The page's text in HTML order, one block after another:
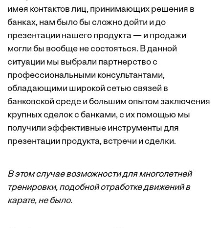
имея контактов лиц, принимающих решения в
банках, нам было бы сложно дойти и до
презентации нашего продукта — и продажи
могли бы вообще не состояться. В данной
ситуации мы выбрали партнерство с
профессиональными консультантами,
обладающими широкой сетью связей в
банковской среде и большим опытом заключения
крупных сделок с банками, с их помощью мы
получили эффективные инструменты для
презентации продукта, встречи и сделки.
В этом случае возможности для многолетней
тренировки, подобной отработке движений в
карате, не было.